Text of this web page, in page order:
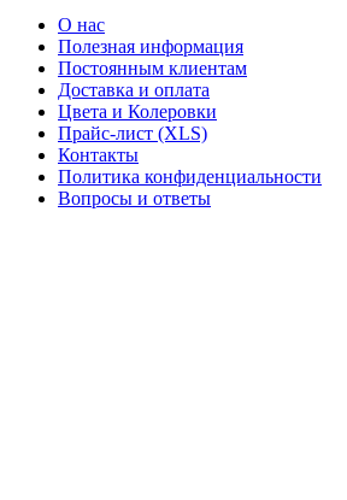
О нас
Полезная информация
Постоянным клиентам
Доставка и оплата
Цвета и Колеровки
Прайс-лист (XLS)
Контакты
Политика конфиденциальности
Вопросы и ответы